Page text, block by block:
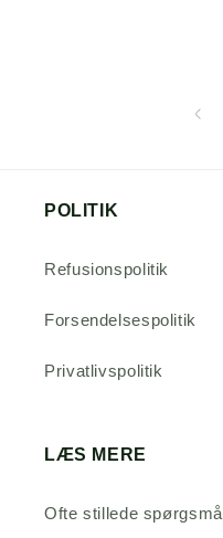
POLITIK
Refusionspolitik
Forsendelsespolitik
Privatlivspolitik
LÆS MERE
Ofte stillede spørgsmål